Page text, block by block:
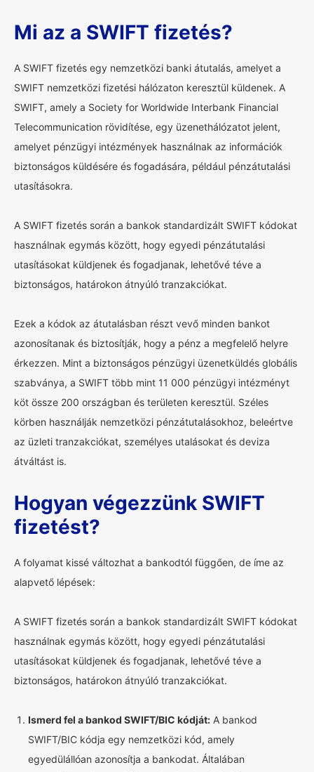
Mi az a SWIFT fizetés?
A SWIFT fizetés egy nemzetközi banki átutalás, amelyet a
SWIFT nemzetközi fizetési hálózaton keresztül küldenek. A
SWIFT, amely a Society for Worldwide Interbank Financial
Telecommunication rövidítése, egy üzenethálózatot jelent,
amelyet pénzügyi intézmények használnak az információk
biztonságos küldésére és fogadására, például pénzátutalási
utasításokra.
A SWIFT fizetés során a bankok standardizált SWIFT kódokat
használnak egymás között, hogy egyedi pénzátutalási
utasításokat küldjenek és fogadjanak, lehetővé téve a
biztonságos, határokon átnyúló tranzakciókat.
Ezek a kódok az átutalásban részt vevő minden bankot
azonosítanak és biztosítják, hogy a pénz a megfelelő helyre
érkezzen. Mint a biztonságos pénzügyi üzenetküldés globális
szabványa, a SWIFT több mint 11 000 pénzügyi intézményt
köt össze 200 országban és területen keresztül. Széles
körben használják nemzetközi pénzátutalásokhoz, beleértve
az üzleti tranzakciókat, személyes utalásokat és deviza
átváltást is.
Hogyan végezzünk SWIFT
fizetést?
A folyamat kissé változhat a bankodtól függően, de íme az
alapvető lépések:
A SWIFT fizetés során a bankok standardizált SWIFT kódokat
használnak egymás között, hogy egyedi pénzátutalási
utasításokat küldjenek és fogadjanak, lehetővé téve a
biztonságos, határokon átnyúló tranzakciókat.
Ismerd fel a bankod SWIFT/BIC kódját: A bankod
SWIFT/BIC kódja egy nemzetközi kód, amely
egyedülállóan azonosítja a bankodat. Általában